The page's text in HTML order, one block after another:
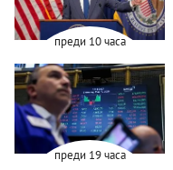
преди 10 часа
преди 19 часа